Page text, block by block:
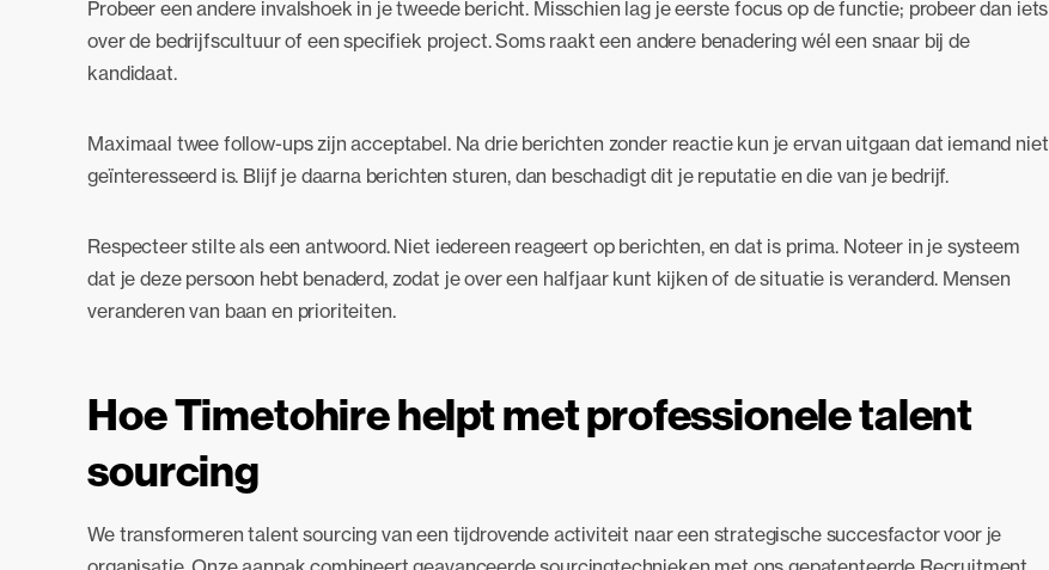
Probeer een andere invalshoek in je tweede bericht. Misschien lag je eerste focus op de functie; probeer dan iets
over de bedrijfscultuur of een specifiek project. Soms raakt een andere benadering wél een snaar bij de
kandidaat.
Maximaal twee follow-ups zijn acceptabel. Na drie berichten zonder reactie kun je ervan uitgaan dat iemand niet
geïnteresseerd is. Blijf je daarna berichten sturen, dan beschadigt dit je reputatie en die van je bedrijf.
Respecteer stilte als een antwoord. Niet iedereen reageert op berichten, en dat is prima. Noteer in je systeem
dat je deze persoon hebt benaderd, zodat je over een halfjaar kunt kijken of de situatie is veranderd. Mensen
veranderen van baan en prioriteiten.
Hoe Timetohire helpt met professionele talent
sourcing
We transformeren talent sourcing van een tijdrovende activiteit naar een strategische succesfactor voor je